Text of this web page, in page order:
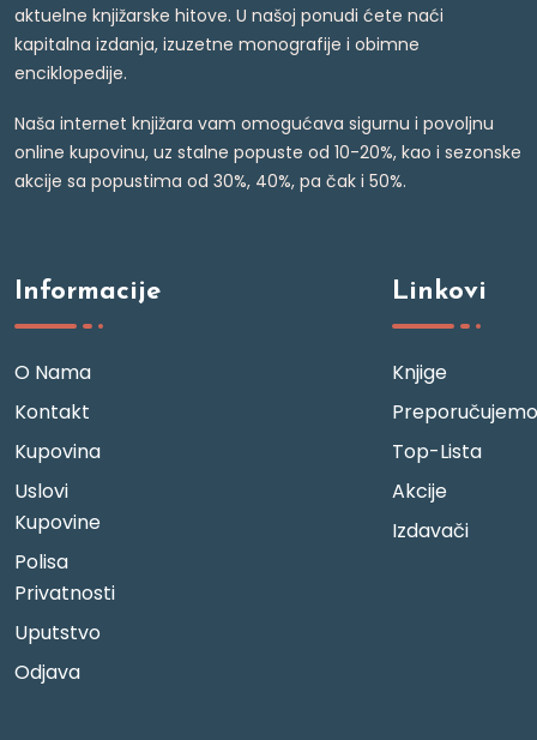
aktuelne knjižarske hitove. U našoj ponudi ćete naći
kapitalna izdanja, izuzetne monografije i obimne
enciklopedije.
Naša internet knjižara vam omogućava sigurnu i povoljnu
online kupovinu, uz stalne popuste od 10-20%, kao i sezonske
akcije sa popustima od 30%, 40%, pa čak i 50%.
Informacije
O Nama
Kontakt
Kupovina
Uslovi
Kupovine
Polisa
Privatnosti
Uputstvo
Odjava
Linkovi
Knjige
Preporučujemo
Top-Lista
Akcije
Izdavači